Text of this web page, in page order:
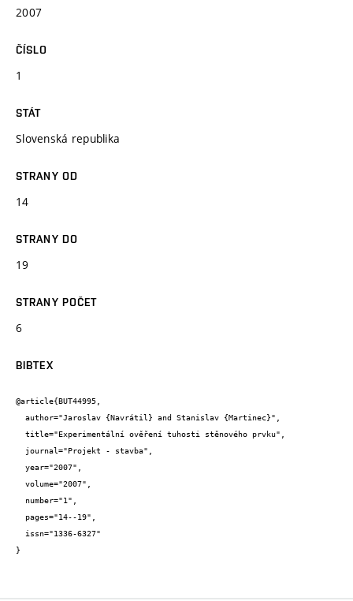
2007
ČÍSLO
1
STÁT
Slovenská republika
STRANY OD
14
STRANY DO
19
STRANY POČET
6
BIBTEX
@article{BUT44995,
}